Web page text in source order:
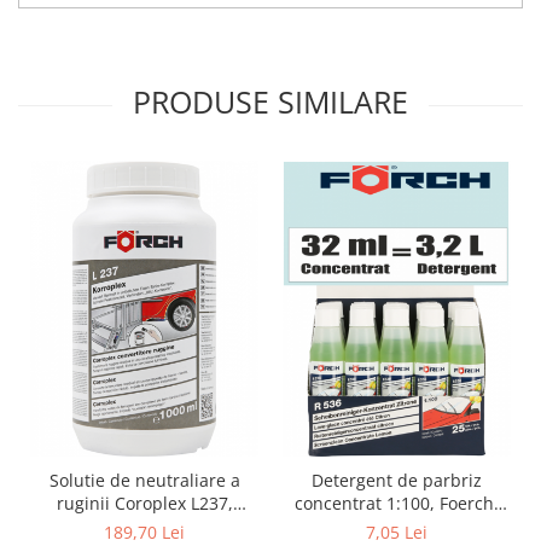
PRODUSE SIMILARE
Solutie de neutraliare a
ruginii Coroplex L237,
1000ml, convertor rugina,
189,70 Lei
Detergent de parbriz
concentrat 1:100, Foerch,
32ml, R536, vara
7,05 Lei